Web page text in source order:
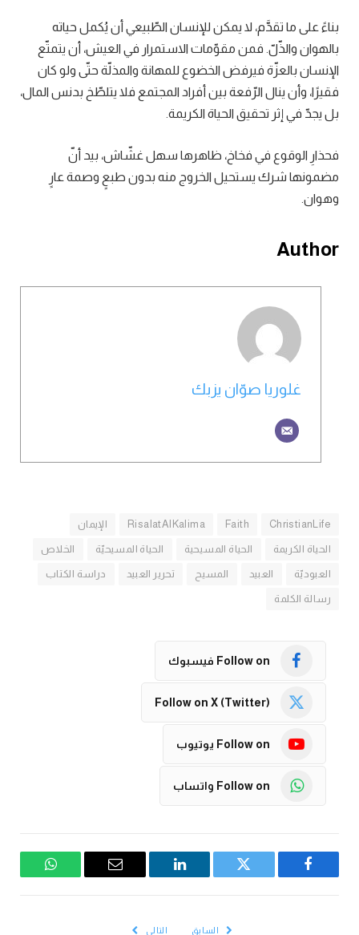
بناءً على ما تقدَّم، لا يمكن للإنسان الطّبيعي أن يُكمل حياته
بالهوان والذّلّ. فمن مقوّمات الاستمرار في العيش، أن يتمتّع
الإنسان بالعزّة فيرفض الخضوع للمهانة والمذلّة حتّى ولو كان
فقيرًا، وأن ينال الرّفعة بين أفراد المجتمع فلا يتلطّخ بدنس المال،
بل يجدّ في إثر تحقيق الحياة الكريمة.
فحذارِ الوقوع في فخاخ، ظاهرها سهل غشّاش، بيد أنّ
مضمونها شرك يستحيل الخروج منه بدون طبعٍ وصمة عارٍ
وهوان.
Author
غلوريا صوّان يزبك
ChristianLife
Faith
RisalatAlKalima الإيمان
الحياة الكريمة الحياة المسيحية الحياة المسيحيّة الخلاص
العبوديّة العبيد المسيح تحرير العبيد دراسة الكتاب
رسالة الكلمة
Follow on فيسبوك
Follow on X (Twitter)
Follow on يوتيوب
Follow on واتساب
فيسبوك تويتر لينكدإن
البريد
واتساب
السابق التالي